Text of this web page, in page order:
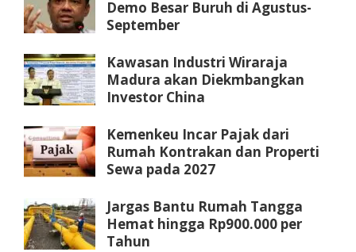
Demo Besar Buruh di Agustus-
September
Kawasan Industri Wiraraja
Madura akan Diekmbangkan
Investor China
Kemenkeu Incar Pajak dari
Rumah Kontrakan dan Properti
Sewa pada 2027
Jargas Bantu Rumah Tangga
Hemat hingga Rp900.000 per
Tahun